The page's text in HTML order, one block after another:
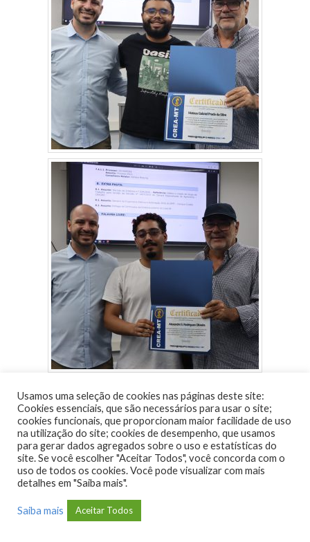
Usamos uma seleção de cookies nas páginas deste site:
Cookies essenciais, que são necessários para usar o site;
cookies funcionais, que proporcionam maior facilidade de uso
na utilização do site; cookies de desempenho, que usamos
para gerar dados agregados sobre o uso e estatísticas do
site. Se você escolher "Aceitar Todos", você concorda com o
uso de todos os cookies. Você pode visualizar com mais
detalhes em "Saiba mais".
Saiba mais Aceitar Todos